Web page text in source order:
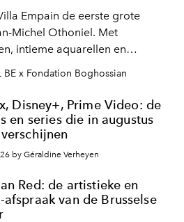
Empain de eerste grote
Michel Othoniel. Met
intieme aquarellen en
de Franse kunstenaar
elk werk de herinnering
een bestemming of een
x Fondation Boghossian
Disney+, Prime Video: de
en series die in augustus
by Géraldine Verheyen
Red: de artistieke en
afspraak van de Brusselse